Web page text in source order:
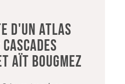
D'UN ATLAS
AÏT BOUGMEZ